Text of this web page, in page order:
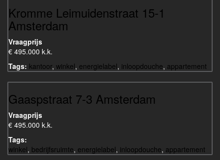
Kromme Leimuidenstraat 15-1
Amsterdam
Vraagprijs
€ 495.000 k.k.
Tags: kantoor, winkel, energielabel, inloopdouche, appartement
Gaaspstraat 7-3 Amsterdam
Vraagprijs
€ 495.000 k.k.
Tags:
winkel, bedrijfsruimte, energielabel, inloopdouche, appartement